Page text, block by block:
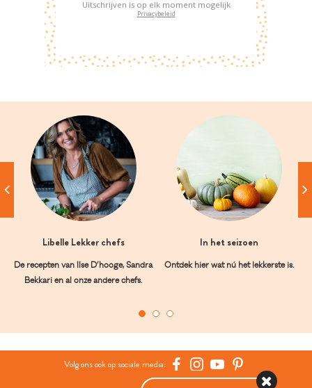
Uitschrijven is op elk moment mogelijk
Privacybeleid
Libelle Lekker chefs
De recepten van Ilse D’hooge, Sandra
Bekkari en al onze andere chefs.
In het seizoen
Ontdek hier wat nú het lekkerste is.
Volg ons ook op sociale media: